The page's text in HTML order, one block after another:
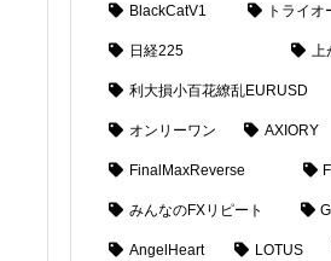
BlackCatV1 トライオ
日経225
利大損小百花繚乱EURUSD
オンリーワン AXIORY
FinalMaxReverse
みんなのFXリピート
AngelHeart LOTUS